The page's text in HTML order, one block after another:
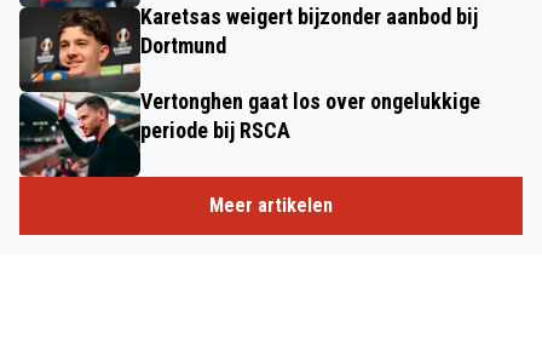
Karetsas weigert bijzonder aanbod bij
Dortmund
Vertonghen gaat los over ongelukkige
periode bij RSCA
Meer artikelen